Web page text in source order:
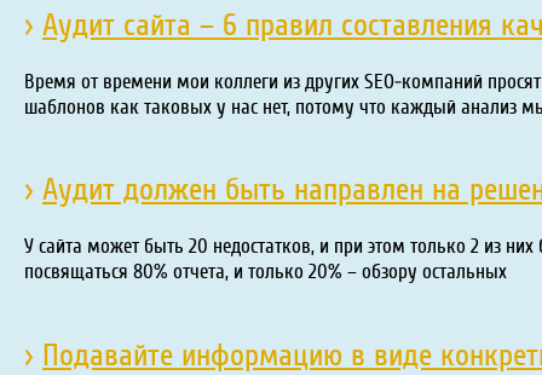
› Аудит сайта – 6 правил составления
Время от времени мои коллеги из других SEO-компаний
шаблонов как таковых у нас нет, потому что каждый анализ
› Аудит должен быть направлен на
У сайта может быть 20 недостатков, и при этом только 2 из
посвящаться 80% отчета, и только 20% – обзору остальных
› Подавайте информацию в виде